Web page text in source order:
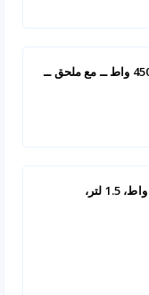
فيليبس خلاط بلاستيك ــ 450 واط ــ مع ملحق ــ
خلاط كهربائي كيون، 400 واط، 1.5 لتر،